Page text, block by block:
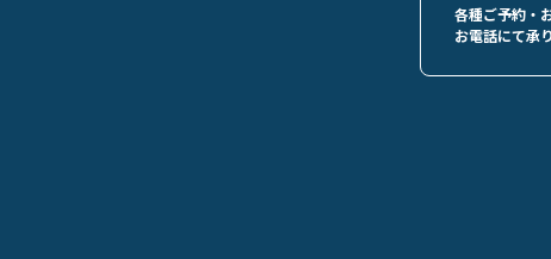
各種ご予約・
お電話にて承